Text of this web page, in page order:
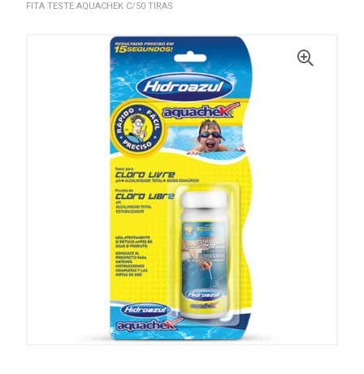
FITA TESTE AQUACHEK C/50 TIRAS